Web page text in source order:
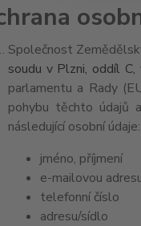
Společnost
soudu v Plzni, oddíl
parlamentu a Rady
pohybu těchto údajů
následující osobní údaje:
jméno, příjmení
e-mailovou
telefonní číslo
adresu/sídlo